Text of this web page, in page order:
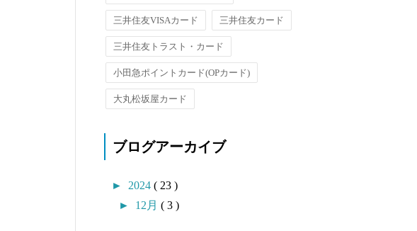
三井住友VISAカード 三井住友カード
三井住友トラスト・カード
小田急ポイントカード(OPカード)
大丸松坂屋カード
ブログアーカイブ
► 2024 ( 23 )
► 12月 ( 3 )